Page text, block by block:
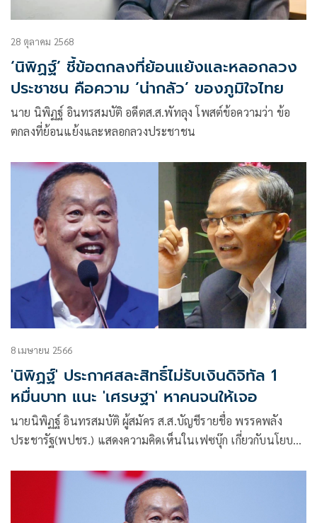
28 ตุลาคม 2568
‘นิพิฏฐ์’ ชี้ข้อตกลงที่ย้อนแย้งและหลอกลวง
ประชาชน คือความ ‘น่ากลัว’ ของภูมิใจไทย
นาย นิพิฏฐ์ อินทรสมบัติ อดีตส.ส.พัทลุง โพสต์ข้อความว่า ข้อ
ตกลงที่ย้อนแย้งและหลอกลวงประชาชน
8 เมษายน 2566
'นิพิฏฐ์' ประกาศสละสิทธิ์ไม่รับเงินดิจิทัล 1
หมื่นบาท แนะ 'เศรษฐา' หาคนจนให้เจอ
นายนิพิฏฐ์ อินทรสมบัติ ผู้สมัคร ส.ส.บัญชีรายชื่อ พรรคพลัง
ประชารัฐ(พปชร.) แสดงความคิดเห็นในเฟซบุ๊ก เกี่ยวกับนโยบาย